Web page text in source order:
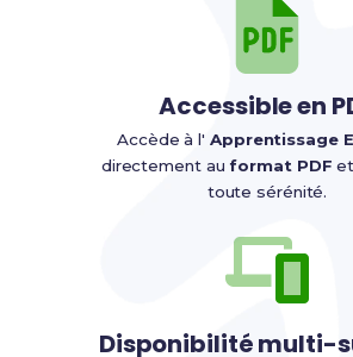
Accessible en
Accède à l' Apprentissage
directement auformat PDF
toute sérénité.
Disponibilité multi-